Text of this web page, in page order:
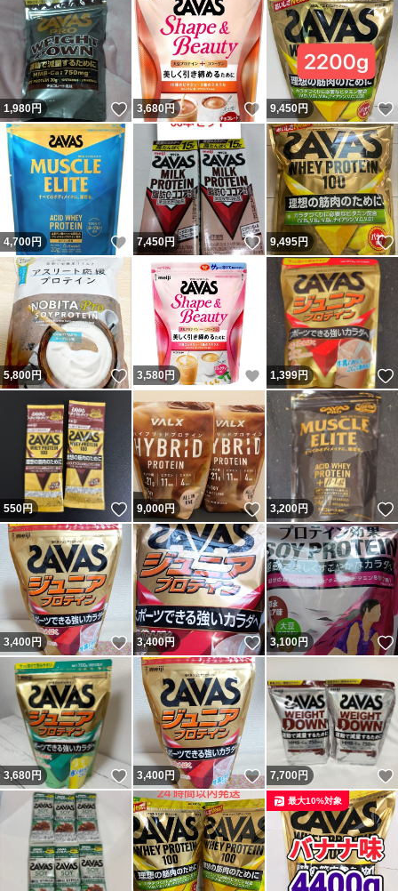
1,980円 いいね！
3,680円 いいね！
9,450円
4,700円 いいね！
7,450円 いいね！
9,495円
5,800円 いいね！
3,580円 いいね！
1,399円
550円 いいね！
9,000円 いいね！
3,200円
3,400円 いいね！
3,400円 いいね！
3,100円
3,680円 いいね！
3,400円 いいね！
7,700円
最大10%対象